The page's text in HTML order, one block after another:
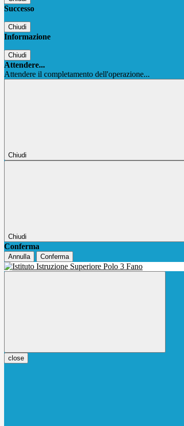
Successo
Chiudi
Informazione
Chiudi
Attendere...
Attendere il completamento dell'operazione...
Chiudi
Chiudi
Conferma
Annulla Conferma
close